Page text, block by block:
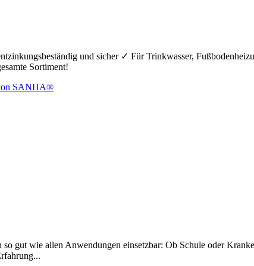
und sicher ✓ Für Trinkwasser,
Sortiment!
gut wie allen Anwendungen einsetzbar: Ob Schule oder